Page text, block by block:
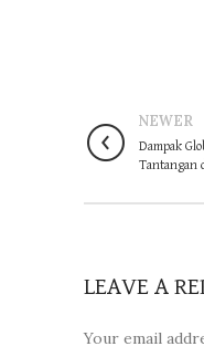
NEWER
Dampak
Tantangan
LEAVE A
Your email